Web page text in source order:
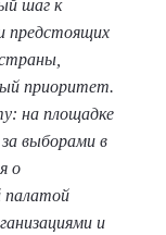
шаг к
предстоящих
приоритет.
на площадке
выборами в
о
палатой
и